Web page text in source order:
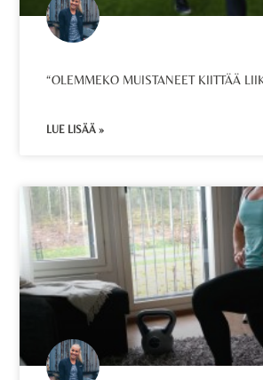
“OLEMMEKO MUISTANEET KIITTÄÄ
LUE LISÄÄ »